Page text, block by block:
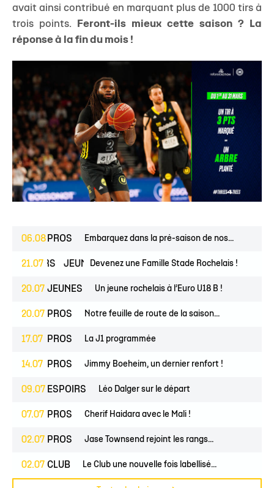
avait ainsi contribué en marquant plus de 1000 tirs à
trois points.
Feront-ils mieux cette saison ? La
réponse à la fin du mois !
06.08 PROS Embarquez dans la pré-saison de nos...
21.07
ESPOIRS JEUNES Devenez une Famille Stade Rochelais !
20.07 JEUNES Un jeune rochelais à l’Euro U18 B !
20.07 PROS Notre feuille de route de la saison...
17.07 PROS La J1 programmée
14.07 PROS Jimmy Boeheim, un dernier renfort !
09.07 ESPOIRS Léo Dalger sur le départ
07.07 PROS Cherif Haidara avec le Mali !
02.07 PROS Jase Townsend rejoint les rangs...
02.07 CLUB Le Club une nouvelle fois labellisé...